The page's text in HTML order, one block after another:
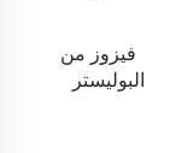
فيزوز من
البوليستر